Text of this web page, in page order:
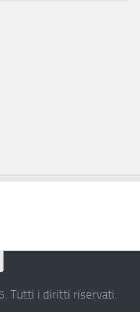
Tutti i diritti riservati.